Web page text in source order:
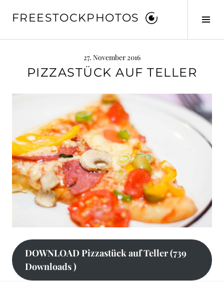
zumFREESTOCKPHOTOS
27. November 2016
PIZZASTÜCK AUF TELLER
DOWNLOAD Pizzastück auf Teller (739
Downloads )